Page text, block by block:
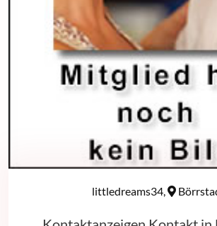
littledreams34,